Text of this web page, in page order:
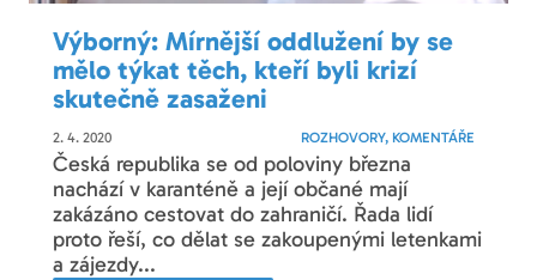
Výborný: Mírnější oddlužení by se
mělo týkat těch, kteří byli krizí
skutečně zasaženi
2. 4. 2020 ROZHOVORY, KOMENTÁŘE
Česká republika se od poloviny března
nachází v karanténě a její občané mají
zakázáno cestovat do zahraničí. Řada lidí
proto řeší, co dělat se zakoupenými letenkami
a zájezdy...